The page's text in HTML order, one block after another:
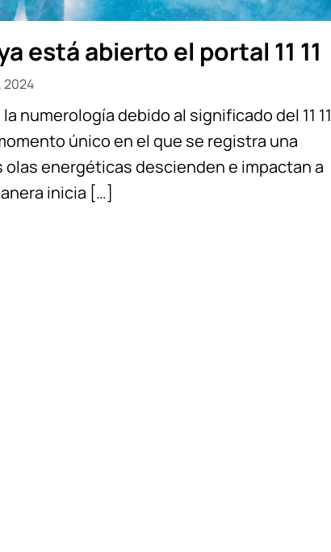
está abierto el portal 11 11
2024
numerología debido al significado del 11 11
único en el que se registra una
energéticas descienden e impactan a
inicia […]